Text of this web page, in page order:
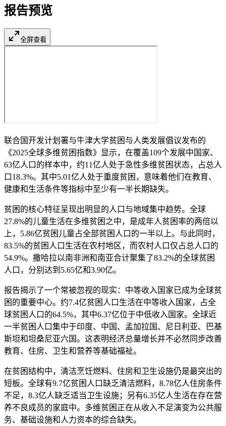
报告预览
全屏查看
联合国开发计划署与牛津大学贫困与人类发展倡议发布的
《2025全球多维贫困指数》显示，在覆盖109个发展中国家、
63亿人口的样本中，约11亿人处于急性多维贫困状态，占总人
口18.3%。其中5.01亿人处于重度贫困，意味着他们在教育、
健康和生活条件等指标中至少有一半长期缺失。
贫困的核心特征呈现出明显的人口与地域集中趋势。全球
27.8%的儿童生活在多维贫困之中，是成年人贫困率的两倍以
上，5.86亿贫困儿童占全部贫困人口的一半以上。与此同时，
83.5%的贫困人口生活在农村地区，而农村人口仅占总人口的
54.9%。撒哈拉以南非洲和南亚合计聚集了83.2%的全球贫困
人口，分别达到5.65亿和3.90亿。
报告揭示了一个常被忽视的现实：中等收入国家已成为全球贫
困的重要中心。约7.4亿贫困人口生活在中等收入国家，占全
球贫困人口的64.5%，其中6.37亿位于中低收入国家。全球近
一半贫困人口集中于印度、中国、孟加拉国、尼日利亚、巴基
斯坦和坦桑尼亚六国。这表明经济总量增长并不必然同步改善
教育、住房、卫生和营养等基础福祉。
在贫困结构中，清洁烹饪燃料、住房和卫生设施仍是最突出的
短板。全球有9.7亿贫困人口缺乏清洁燃料，8.78亿人住房条件
不足，8.3亿人缺乏适当卫生设施；另有6.35亿人生活在存在营
养不良成员的家庭中。多维贫困正在从收入不足演变为公共服
务、基础设施和人力资本的综合缺失。